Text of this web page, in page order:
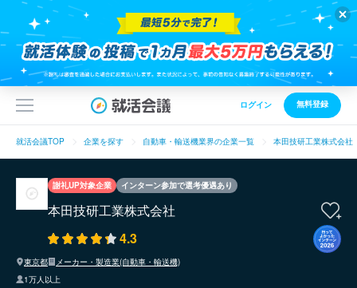
ログイン 無料登録
就活会議TOP 企業を探す 自動車・輸送機業界の企業一覧 本田技研工業株式会社
謝礼UP対象企業 インターン参加で選考優遇あり
本田技研工業株式会社
4.3
東京都
メーカー・製造業(自動車・輸送機)
1万人以上